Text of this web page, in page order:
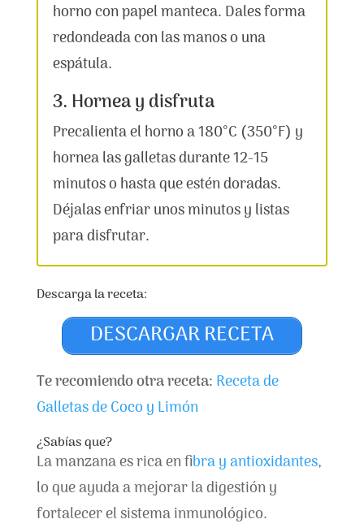
horno con papel manteca. Dales forma
redondeada con las manos o una
espátula.
3. Hornea y disfruta
Precalienta el horno a 180°C (350°F) y
hornea las galletas durante 12-15
minutos o hasta que estén doradas.
Déjalas enfriar unos minutos y listas
para disfrutar.
Descarga la receta:
DESCARGAR RECETA
Te recomiendo otra receta: Receta de
Galletas de Coco y Limón
¿Sabías que?
La manzana es rica en fibra y antioxidantes,
lo que ayuda a mejorar la digestión y
fortalecer el sistema inmunológico.